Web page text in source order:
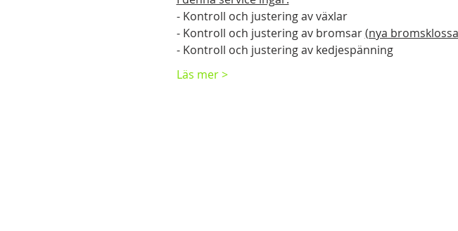
- Kontroll och justering av växlar
- Kontroll och justering av bromsar (nya
- Kontroll och justering av kedjespänning
Läs mer >